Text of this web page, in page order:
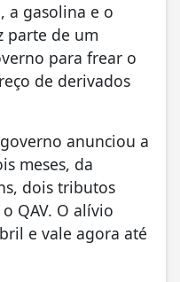
a gasolina e o
parte de um
para frear o
de derivados
anunciou a
meses, da
dois tributos
QAV. O alívio
e vale agora até